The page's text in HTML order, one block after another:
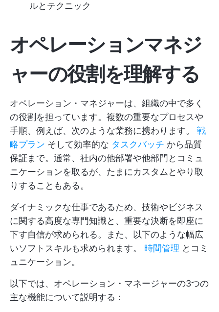
ルとテクニック
オペレーションマネジ
ャーの役割を理解する
オペレーション・マネジャーは、組織の中で多く
の役割を担っています。複数の重要なプロセスや
手順、例えば、次のような業務に携わります。 戦
略プラン そして効率的な タスクバッチ から品質
保証まで。通常、社内の他部署や他部門とコミュ
ニケーションを取るが、たまにカスタムとやり取
りすることもある。
ダイナミックな仕事であるため、技術やビジネス
に関する高度な専門知識と、重要な決断を即座に
下す自信が求められる。また、以下のような幅広
いソフトスキルも求められます。 時間管理 とコミ
ュニケーション。
以下では、オペレーション・マネージャーの3つの
主な機能について説明する：